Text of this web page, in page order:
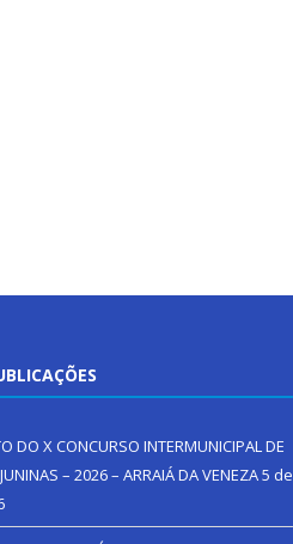
DO X CONCURSO INTERMUNICIPAL DE
– 2026 – ARRAIÁ DA VENEZA5 de